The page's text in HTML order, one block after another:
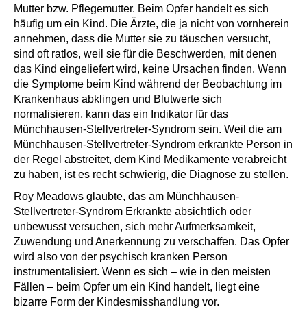
Mutter bzw. Pflegemutter. Beim Opfer handelt es sich
häufig um ein Kind. Die Ärzte, die ja nicht von vornherein
annehmen, dass die Mutter sie zu täuschen versucht,
sind oft ratlos, weil sie für die Beschwerden, mit denen
das Kind eingeliefert wird, keine Ursachen finden. Wenn
die Symptome beim Kind während der Beobachtung im
Krankenhaus abklingen und Blutwerte sich
normalisieren, kann das ein Indikator für das
Münchhausen-Stellvertreter-Syndrom sein. Weil die am
Münchhausen-Stellvertreter-Syndrom erkrankte Person in
der Regel abstreitet, dem Kind Medikamente verabreicht
zu haben, ist es recht schwierig, die Diagnose zu stellen.
Roy Meadows glaubte, das am Münchhausen-
Stellvertreter-Syndrom Erkrankte absichtlich oder
unbewusst versuchen, sich mehr Aufmerksamkeit,
Zuwendung und Anerkennung zu verschaffen. Das Opfer
wird also von der psychisch kranken Person
instrumentalisiert. Wenn es sich – wie in den meisten
Fällen – beim Opfer um ein Kind handelt, liegt eine
bizarre Form der Kindesmisshandlung vor.